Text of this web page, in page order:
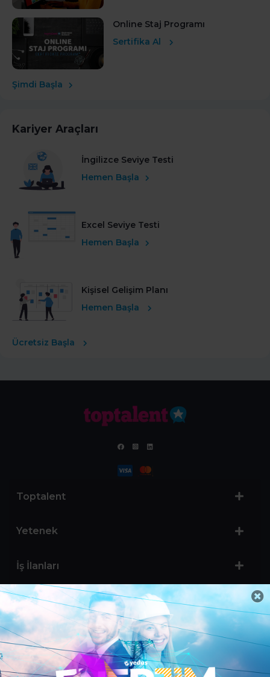
Online Staj Programı
Sertifika Al
Şimdi Başla
Kariyer Araçları
İngilizce Seviye Testi
Hemen Başla
Excel Seviye Testi
Hemen Başla
Kişisel Gelişim Planı
Hemen Başla
Ücretsiz Başla
Toptalent
Yetenek
İş İlanları
Sertifika Programları
Yetenek Testleri
İşveren